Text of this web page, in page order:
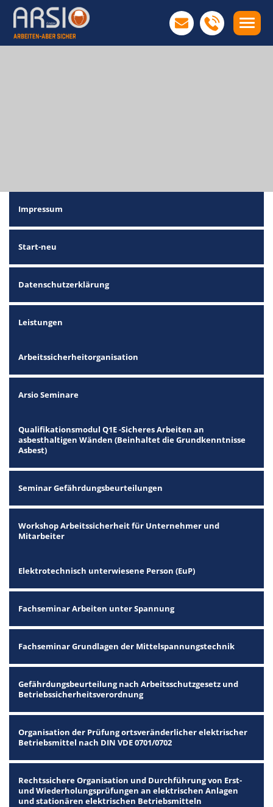
Impressum
Start-neu
Datenschutzerklärung
Leistungen
Arbeitssicherheitorganisation
Arsio Seminare
Qualifikationsmodul Q1E -Sicheres Arbeiten an
asbesthaltigen Wänden (Beinhaltet die Grundkenntnisse
Asbest)
Seminar Gefährdungsbeurteilungen
Workshop Arbeitssicherheit für Unternehmer und
Mitarbeiter
Elektrotechnisch unterwiesene Person (EuP)
Fachseminar Arbeiten unter Spannung
Fachseminar Grundlagen der Mittelspannungstechnik
Gefährdungsbeurteilung nach Arbeitsschutzgesetz und
Betriebssicherheitsverordnung
Organisation der Prüfung ortsveränderlicher elektrischer
Betriebsmittel nach DIN VDE 0701/0702
Rechtssichere Organisation und Durchführung von Erst-
und Wiederholungsprüfungen an elektrischen Anlagen
und stationären elektrischen Betriebsmitteln